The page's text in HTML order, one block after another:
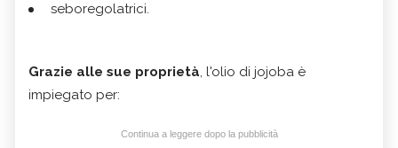
seboregolatrici.
Grazie alle sue proprietà, l'olio di jojoba è
impiegato per:
Continua a leggere dopo la pubblicità